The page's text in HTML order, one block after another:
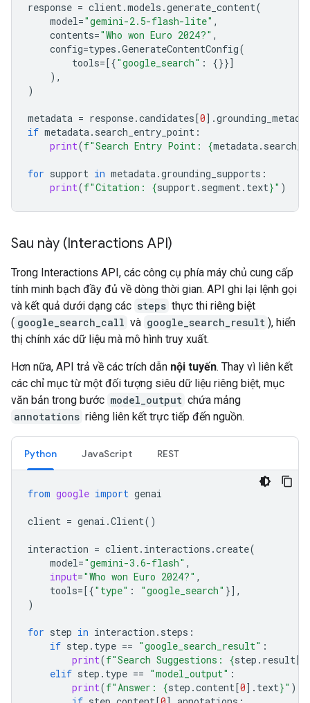
response = client.models .generate_content(
model="gemini-2.5-flash-lite" ,
contents="Who won Euro 2024?" ,
config=types .GenerateContentConfig(
tools=[{"google_search" :
{}}]
),
)
metadata = response.candidates[0] .
if metadata. search_entry_point :
print(f"Search Entry Point: {metadata.
for support in metadata.grounding_supports :
print(f"Citation: {support. segment. text}" )
Sau này (Interactions API)
Trong Interactions API, các công cụ phía máy chủ cung cấp
tính minh bạch đầy đủ về dòng thời gian. API ghi lại lệnh gọi
và kết quả dưới dạng các steps thực thi riêng biệt
( google_search_call và google_search_result ), hiển
thị chính xác dữ liệu mà mô hình truy xuất.
Hơn nữa, API trả về các trích dẫn nội tuyến. Thay vì liên kết
các chỉ mục từ một đối tượng siêu dữ liệu riêng biệt, mục
văn bản trong bước model_output chứa mảng
annotations riêng liên kết trực tiếp đến nguồn.
Python JavaScript REST
from google import genai
client = genai .Client()
interaction = client. interactions .create(
model="gemini-3.6-flash" ,
input="Who won Euro 2024?" ,
tools=[{"type" : "google_search" }],
)
for step in interaction . steps :
if step . type == "google_search_result" :
print(f"Search Suggestions: {step . result[
elif step . type == "model_output" :
print(f"Answer: {step .content[0] . text}" )